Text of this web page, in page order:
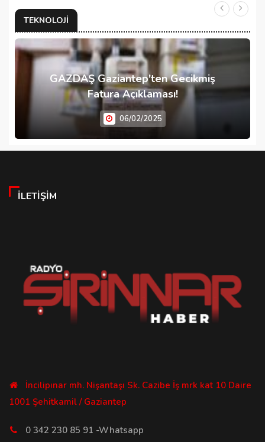
TEKNOLOJI
GAZDAŞ Gaziantep'ten Gecikmiş
Fatura Açıklaması!
06/02/2025
İLETIŞIM
İncilipınar mh. Nişantaşı Sk. Cazibe İş mrk kat 10 Daire
1001 Şehitkamil / Gaziantep
0 342 230 85 91 -Whatsapp